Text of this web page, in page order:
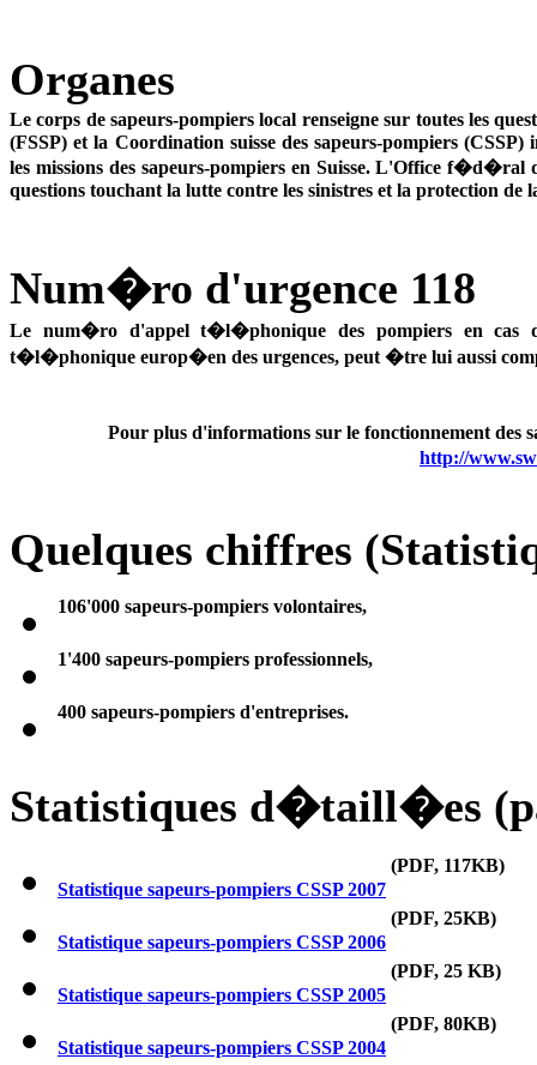
Organes
Le corps de sapeurs-pompiers local renseigne sur toutes les
(FSSP) et la Coordination suisse des sapeurs-pompiers
les missions des sapeurs-pompiers en Suisse. L'Office
questions touchant la lutte contre les sinistres et la protection de
Num�ro d'urgence 118
Le num�ro d'appel t�l�phonique des pompiers en cas
t�l�phonique europ�en des urgences, peut �tre lui aussi
Pour plus d'informations sur le fonctionnement des
http://
Quelques chiffres
106'000 sapeurs-pompiers volontaires,
1'400 sapeurs-pompiers professionnels,
400 sapeurs-pompiers d'entreprises.
Statistiques d�taill�es
Statistique sapeurs-pompiers CSSP 2007 (PDF, 117KB)
Statistique sapeurs-pompiers CSSP 2006 (PDF, 25KB)
Statistique sapeurs-pompiers CSSP 2005 (PDF, 25 KB)
Statistique sapeurs-pompiers CSSP 2004 (PDF, 80KB)